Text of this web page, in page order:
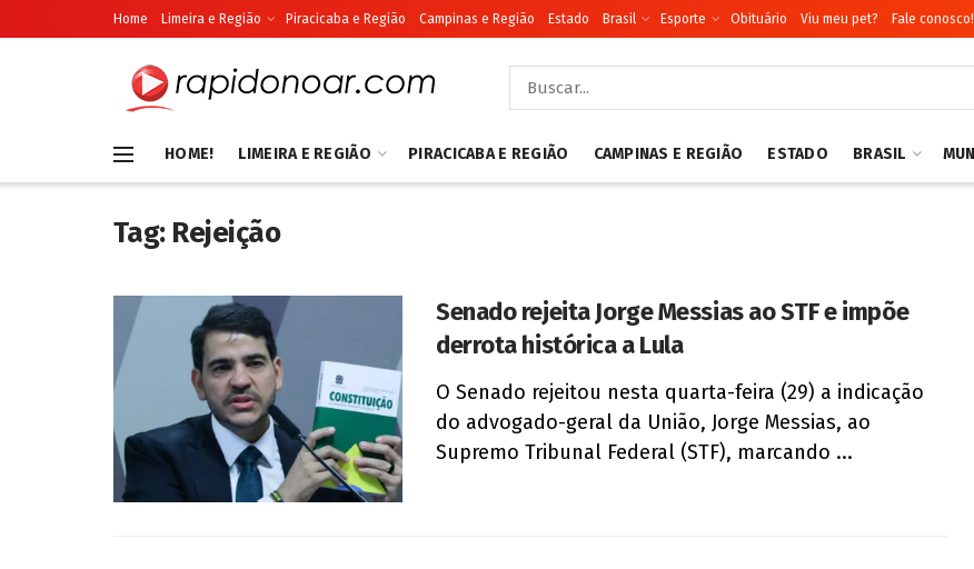
Home Limeira e Região Piracicaba e Região Campinas e Região Estado Brasil Esporte Obituário Viu meu pet? Fale conosco!
HOME! LIMEIRA E REGIÃO PIRACICABA E REGIÃO CAMPINAS E REGIÃO ESTADO BRASIL
Tag: Rejeição
Senado rejeita Jorge Messias ao STF e impõe
derrota histórica a Lula
O Senado rejeitou nesta quarta-feira (29) a indicação
do advogado-geral da União, Jorge Messias, ao
Supremo Tribunal Federal (STF), marcando ...